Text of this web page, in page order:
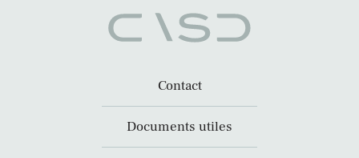
Contact
Documents utiles